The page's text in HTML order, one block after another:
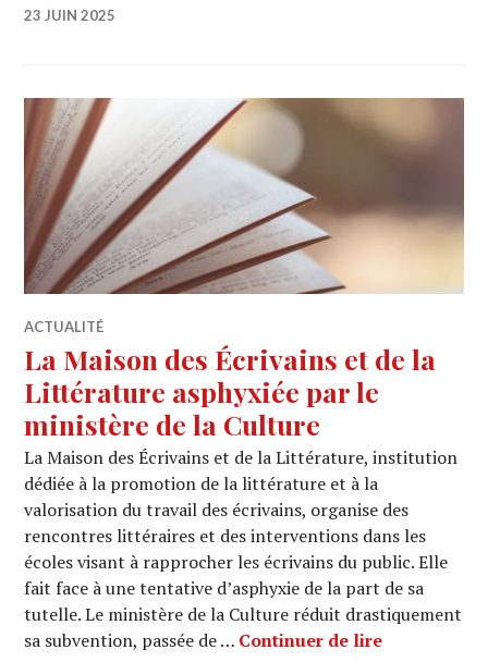
23 JUIN 2025
ACTUALITÉ
La Maison des Écrivains et de la
Littérature asphyxiée par le
ministère de la Culture
La Maison des Écrivains et de la Littérature, institution
dédiée à la promotion de la littérature et à la
valorisation du travail des écrivains, organise des
rencontres littéraires et des interventions dans les
écoles visant à rapprocher les écrivains du public. Elle
fait face à une tentative d’asphyxie de la part de sa
tutelle. Le ministère de la Culture réduit drastiquement
sa subvention, passée de … Continuer de lireLa Maison